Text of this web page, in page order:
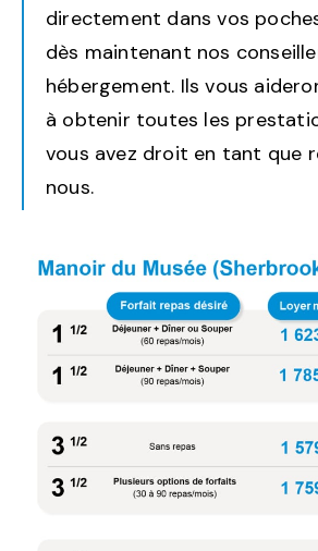
directement dans vos
dès maintenant nos
hébergement. Ils vous
à obtenir toutes les
vous avez droit en tant que
nous.